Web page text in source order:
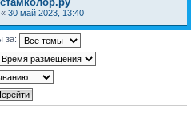
« 30 май 2023, 13:40
за: